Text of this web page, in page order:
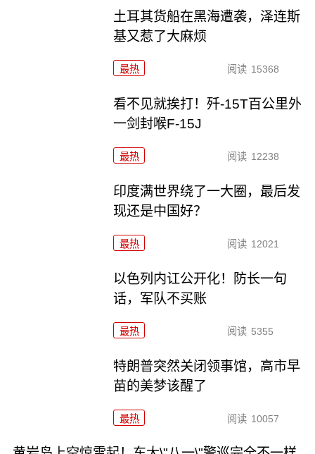
土耳其货船在黑海遭袭，泽连斯
基又惹了大麻烦
最热 阅读 15368
看不见就挨打！歼-15T百公里外
一剑封喉F-15J
最热 阅读 12238
印度满世界绕了一大圈，最后发
现还是中国好？
最热 阅读 12021
以色列内讧公开化！防长一句
话，军队不买账
最热 阅读 5355
特朗普突然关闭领事馆，高市早
苗的美梦该醒了
最热 阅读 10057